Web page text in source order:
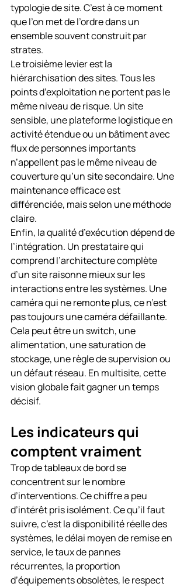
typologie de site. C’est à ce moment
que l’on met de l’ordre dans un
ensemble souvent construit par
strates.
Le troisième levier est la
hiérarchisation des sites. Tous les
points d’exploitation ne portent pas le
même niveau de risque. Un site
sensible, une plateforme logistique en
activité étendue ou un bâtiment avec
flux de personnes importants
n’appellent pas le même niveau de
couverture qu’un site secondaire. Une
maintenance efficace est
différenciée, mais selon une méthode
claire.
Enfin, la qualité d’exécution dépend de
l’intégration. Un prestataire qui
comprend l’architecture complète
d’un site raisonne mieux sur les
interactions entre les systèmes. Une
caméra qui ne remonte plus, ce n’est
pas toujours une caméra défaillante.
Cela peut être un switch, une
alimentation, une saturation de
stockage, une règle de supervision ou
un défaut réseau. En multisite, cette
vision globale fait gagner un temps
décisif.
Les indicateurs qui
comptent vraiment
Trop de tableaux de bord se
concentrent sur le nombre
d’interventions. Ce chiffre a peu
d’intérêt pris isolément. Ce qu’il faut
suivre, c’est la disponibilité réelle des
systèmes, le délai moyen de remise en
service, le taux de pannes
récurrentes, la proportion
d’équipements obsolètes, le respect